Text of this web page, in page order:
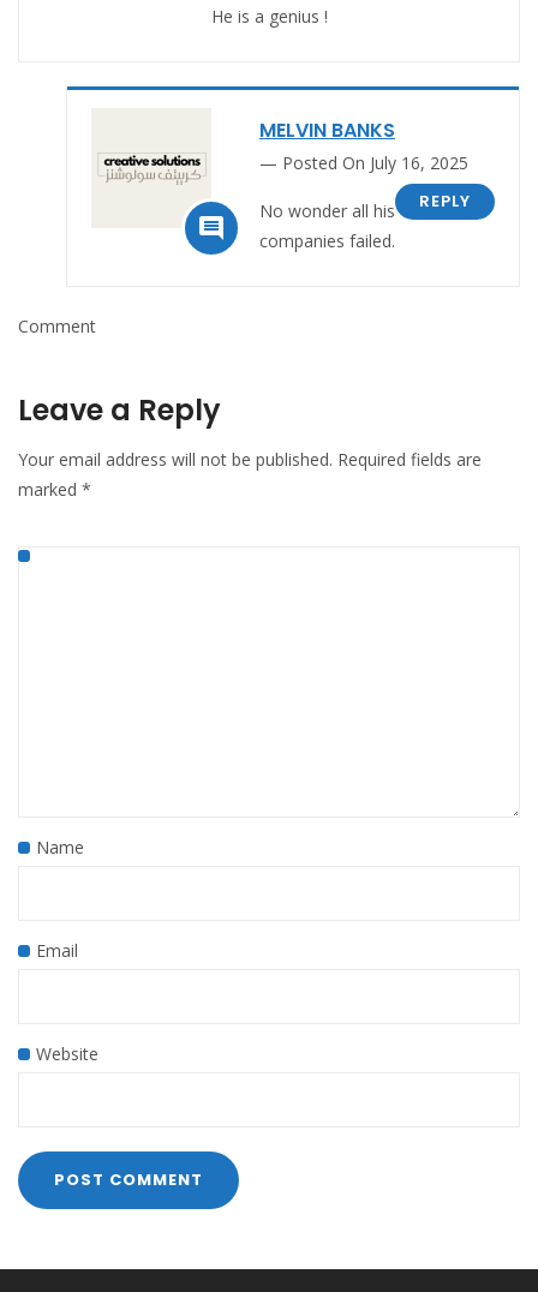
He is a genius !

MELVIN BANKS
Posted On July 16, 2025
REPLY
No wonder all his
companies failed.
Comment
Leave a Reply
Your email address will not be published. Required fields are
marked *
Name
Email
Website